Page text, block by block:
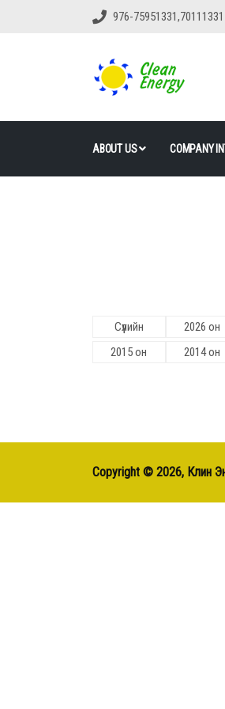
976-75951331,70111331
ABOUT US COMPANY
Сүүлийн 2026 он
2015 он
2014 он
Copyright © 2026, Клин